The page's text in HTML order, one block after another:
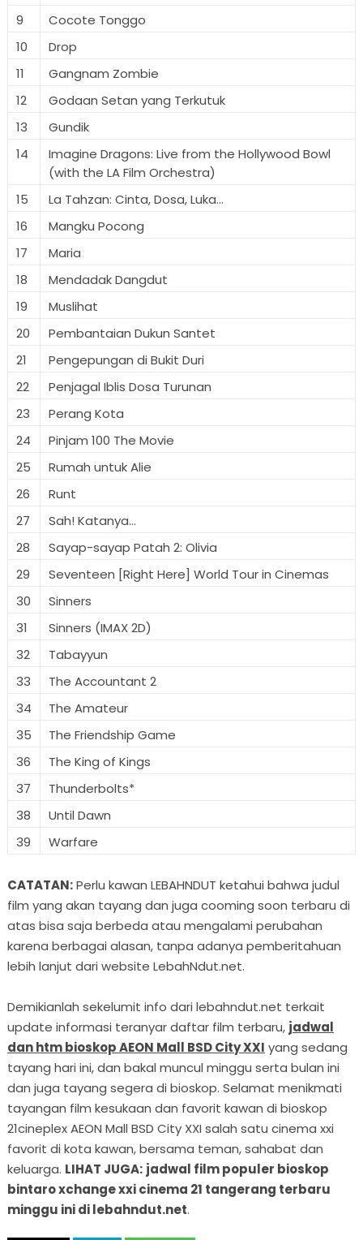
9
Cocote Tonggo
10
Drop
11
Gangnam Zombie
12
Godaan Setan yang Terkutuk
13
Gundik
14
Imagine Dragons: Live from the Hollywood Bowl
(with the LA Film Orchestra)
15
La Tahzan: Cinta, Dosa, Luka...
16
Mangku Pocong
17
Maria
18
Mendadak Dangdut
19
Muslihat
20
Pembantaian Dukun Santet
21
Pengepungan di Bukit Duri
22
Penjagal Iblis Dosa Turunan
23
Perang Kota
24
Pinjam 100 The Movie
25
Rumah untuk Alie
26
Runt
27
Sah! Katanya...
28
Sayap-sayap Patah 2: Olivia
29
Seventeen [Right Here] World Tour in Cinemas
30
Sinners
31
Sinners (IMAX 2D)
32
Tabayyun
33
The Accountant 2
34
The Amateur
35
The Friendship Game
36
The King of Kings
37
Thunderbolts*
38
Until Dawn
39
Warfare
CATATAN:Perlu kawan LEBAHNDUT ketahui bahwa judul
film yang akan tayang dan juga cooming soon terbaru di
atas bisa saja berbeda atau mengalami perubahan
karena berbagai alasan, tanpa adanya pemberitahuan
lebih lanjut dari website LebahNdut.net.
Demikianlah sekelumit info dari lebahndut.net terkait
update informasi teranyar daftar film terbaru, jadwal
dan htm bioskop AEON Mall BSD City XXI yang sedang
tayang hari ini, dan bakal muncul minggu serta bulan ini
dan juga tayang segera di bioskop. Selamat menikmati
tayangan film kesukaan dan favorit kawan di bioskop
21cineplex AEON Mall BSD City XXI salah satu cinema xxi
favorit di kota kawan, bersama teman, sahabat dan
keluarga. LIHAT JUGA: jadwal film populer bioskop
bintaro xchange xxi cinema 21 tangerang terbaru
minggu ini di lebahndut.net.